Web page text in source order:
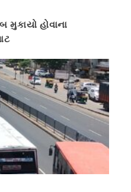
મુકાયો હોવાના